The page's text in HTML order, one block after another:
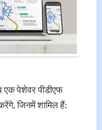
पेशेवर पीडीएफ
जिनमें शामिल हैं: